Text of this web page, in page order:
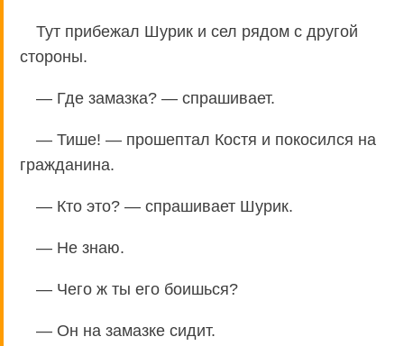
Тут прибежал Шурик и сел рядом с другой
стороны.
— Где замазка? — спрашивает.
— Тише! — прошептал Костя и покосился на
гражданина.
— Кто это? — спрашивает Шурик.
— Не знаю.
— Чего ж ты его боишься?
— Он на замазке сидит.